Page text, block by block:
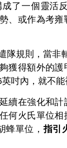
了一個靈活
、或作為考
隊規則，當非
獲得額外的
吋內，就不能
續在強化和計
何火氏單位
蜂單位，指引